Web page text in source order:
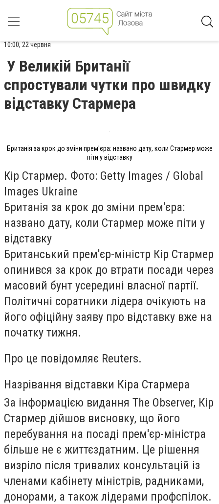
10:00, 22 червня
У Великій Британії
спростували чутки про швидку
відставку Стармера
Британія за крок до зміни прем'єра: названо дату, коли Стармер може
піти у відставку
Кір Стармер. Фото: Getty Images / Global
Images Ukraine
Британія за крок до зміни прем'єра:
названо дату, коли Стармер може піти у
відставку
Британський прем'єр-міністр Кір Стармер
опинився за крок до втрати посади через
масовий бунт усередині власної партії.
Політичні соратники лідера очікують на
його офіційну заяву про відставку вже на
початку тижня.
Про це повідомляє Reuters.
Назрівання відставки Кіра Стармера
За інформацією видання The Observer, Кір
Стармер дійшов висновку, що його
перебування на посаді прем'єр-міністра
більше не є життєздатним. Це рішення
визріло після тривалих консультацій із
членами кабінету міністрів, радниками,
донорами, а також лідерами профспілок.